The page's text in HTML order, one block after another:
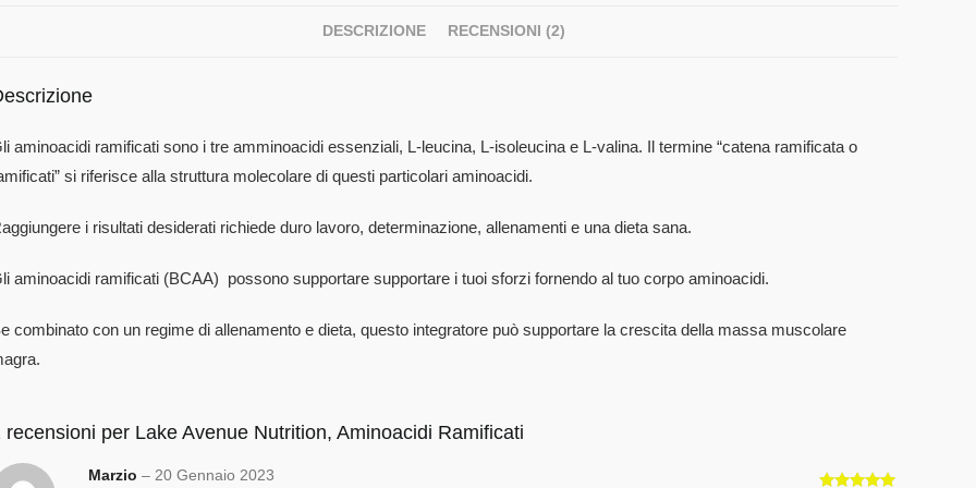
DESCRIZIONE RECENSIONI (2)
aminoacidi ramificati sono i tre amminoacidi essenziali, L-leucina, L-isoleucina e L-valina. Il termine “catena ramificata o
si riferisce alla struttura molecolare di questi particolari aminoacidi.
i risultati desiderati richiede duro lavoro, determinazione, allenamenti e una dieta sana.
aminoacidi ramificati (BCAA) possono supportare supportare i tuoi sforzi fornendo al tuo corpo aminoacidi.
combinato con un regime di allenamento e dieta, questo integratore può supportare la crescita della massa muscolare
recensioni per Lake Avenue Nutrition, Aminoacidi Ramificati
Marzio – 20 Gennaio 2023